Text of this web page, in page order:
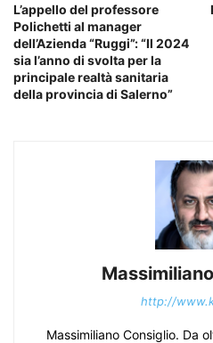
L’appello del professore
Polichetti al manager
dell’Azienda “Ruggi”: “Il 2024
sia l’anno di svolta per la
principale realtà sanitaria
della provincia di Salerno”
http://
Massimiliano Consiglio. Da